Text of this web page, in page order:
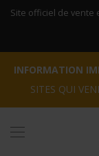
INFORMATION
SITES QUI